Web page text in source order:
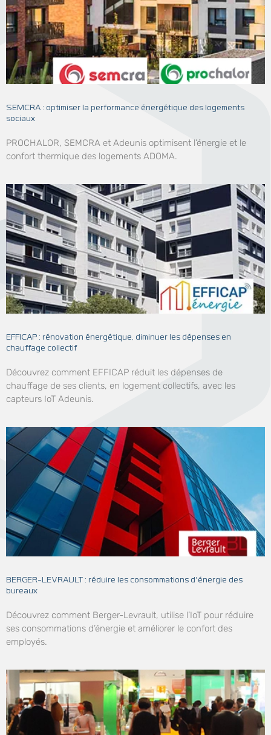
SEMCRA : optimiser la performance énergétique des logements
sociaux
PROCHALOR, SEMCRA et Adeunis optimisent l’énergie et le
confort thermique des logements ADOMA.
EFFICAP : rénovation énergétique, diminuer les dépenses en
chauffage collectif
Découvrez comment EFFICAP réduit les dépenses de
chauffage de ses clients, en logement collectifs, avec les
capteurs IoT Adeunis.
BERGER-LEVRAULT : réduire les consommations d’énergie des
bureaux
Découvrez comment Berger-Levrault, utilise l’IoT pour réduire
ses consommations d’énergie et améliorer le confort des
employés.